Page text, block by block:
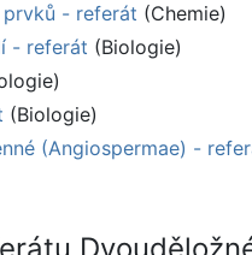
- referát (Chemie)
- referát (Biologie)
(Biologie)
(Angiospermae) -